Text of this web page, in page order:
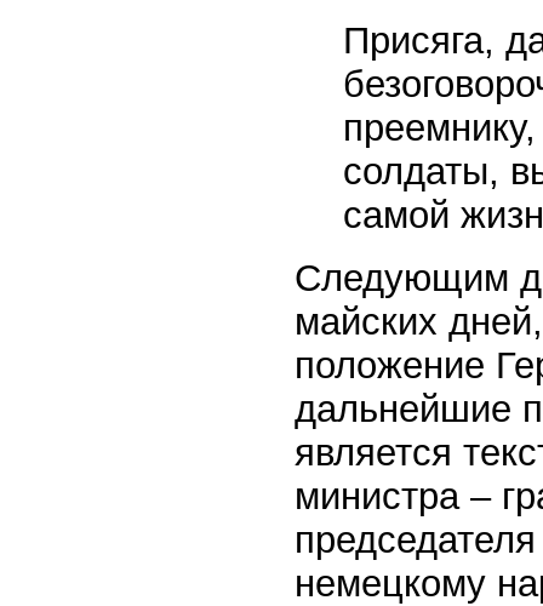
Присяга,
солдаты,
самой
Следующим
майских
положение
дальнейшие
является
министра –
немецкому